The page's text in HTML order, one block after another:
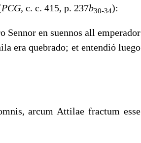
PCG, c. c. 415, p. 237b30-34):
en suennos all emperador
era quebrado; et entendió luego
arcum Attilae fractum esse